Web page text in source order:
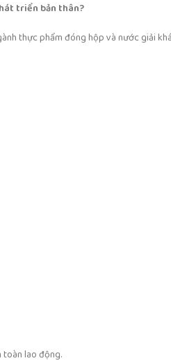
triển bản thân?
thực phẩm đóng hộp và nước giải
toàn lao động.